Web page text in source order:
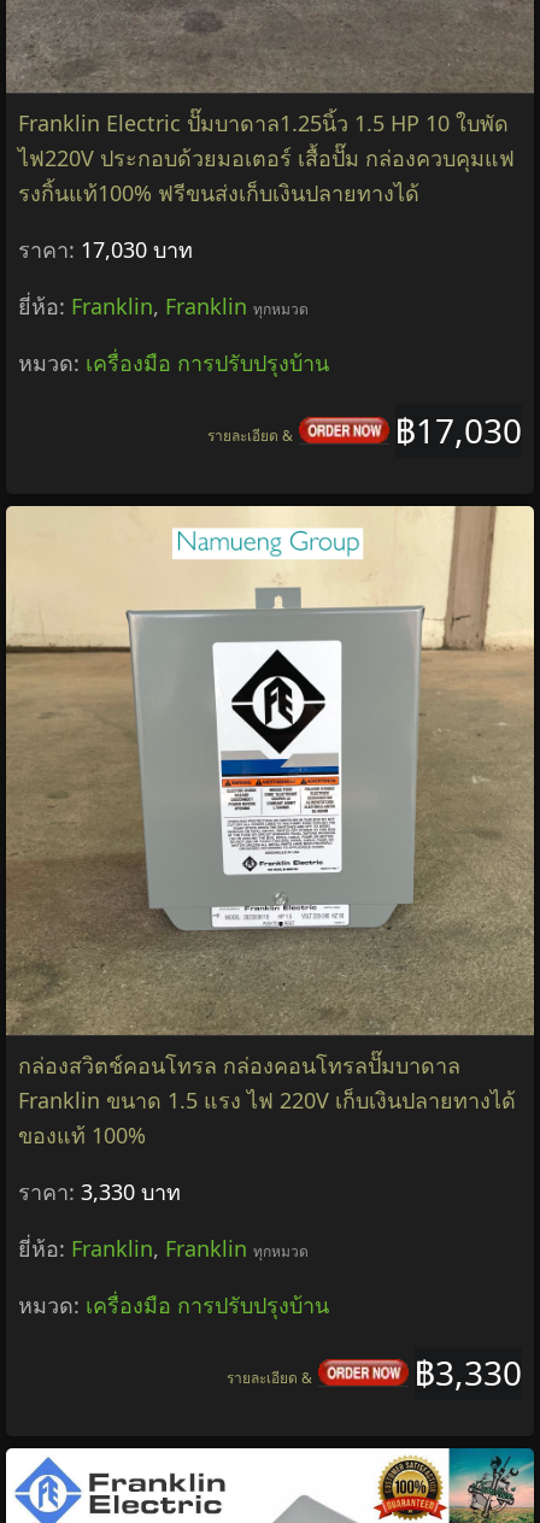
Franklin Electric ปั๊มบาดาล1.25นิ้ว 1.5 HP 10 ใบพัด
ไฟ220V ประกอบด้วยมอเตอร์ เสื้อปั๊ม กล่องควบคุมแฟ
รงกิ้นแท้100% ฟรีขนส่งเก็บเงินปลายทางได้
ราคา: 17,030 บาท
ยี่ห้อ: Franklin, Franklin ทุกหมวด
หมวด: เครื่องมือ การปรับปรุงบ้าน
฿17,030
รายละเอียด &
กล่องสวิตช์คอนโทรล กล่องคอนโทรลปั๊มบาดาล
Franklin ขนาด 1.5 แรง ไฟ 220V เก็บเงินปลายทางได้
ของแท้ 100%
ราคา: 3,330 บาท
ยี่ห้อ: Franklin, Franklin ทุกหมวด
หมวด: เครื่องมือ การปรับปรุงบ้าน
฿3,330
รายละเอียด &